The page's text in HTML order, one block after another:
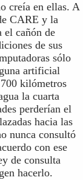
creía en ellas. A
CARE y la
el cañón de
de sus
sólo
artificial
kilómetros
la cuarta
perderían el
hacia las
nunca consultó
con ese
de consulta
hacerlo.